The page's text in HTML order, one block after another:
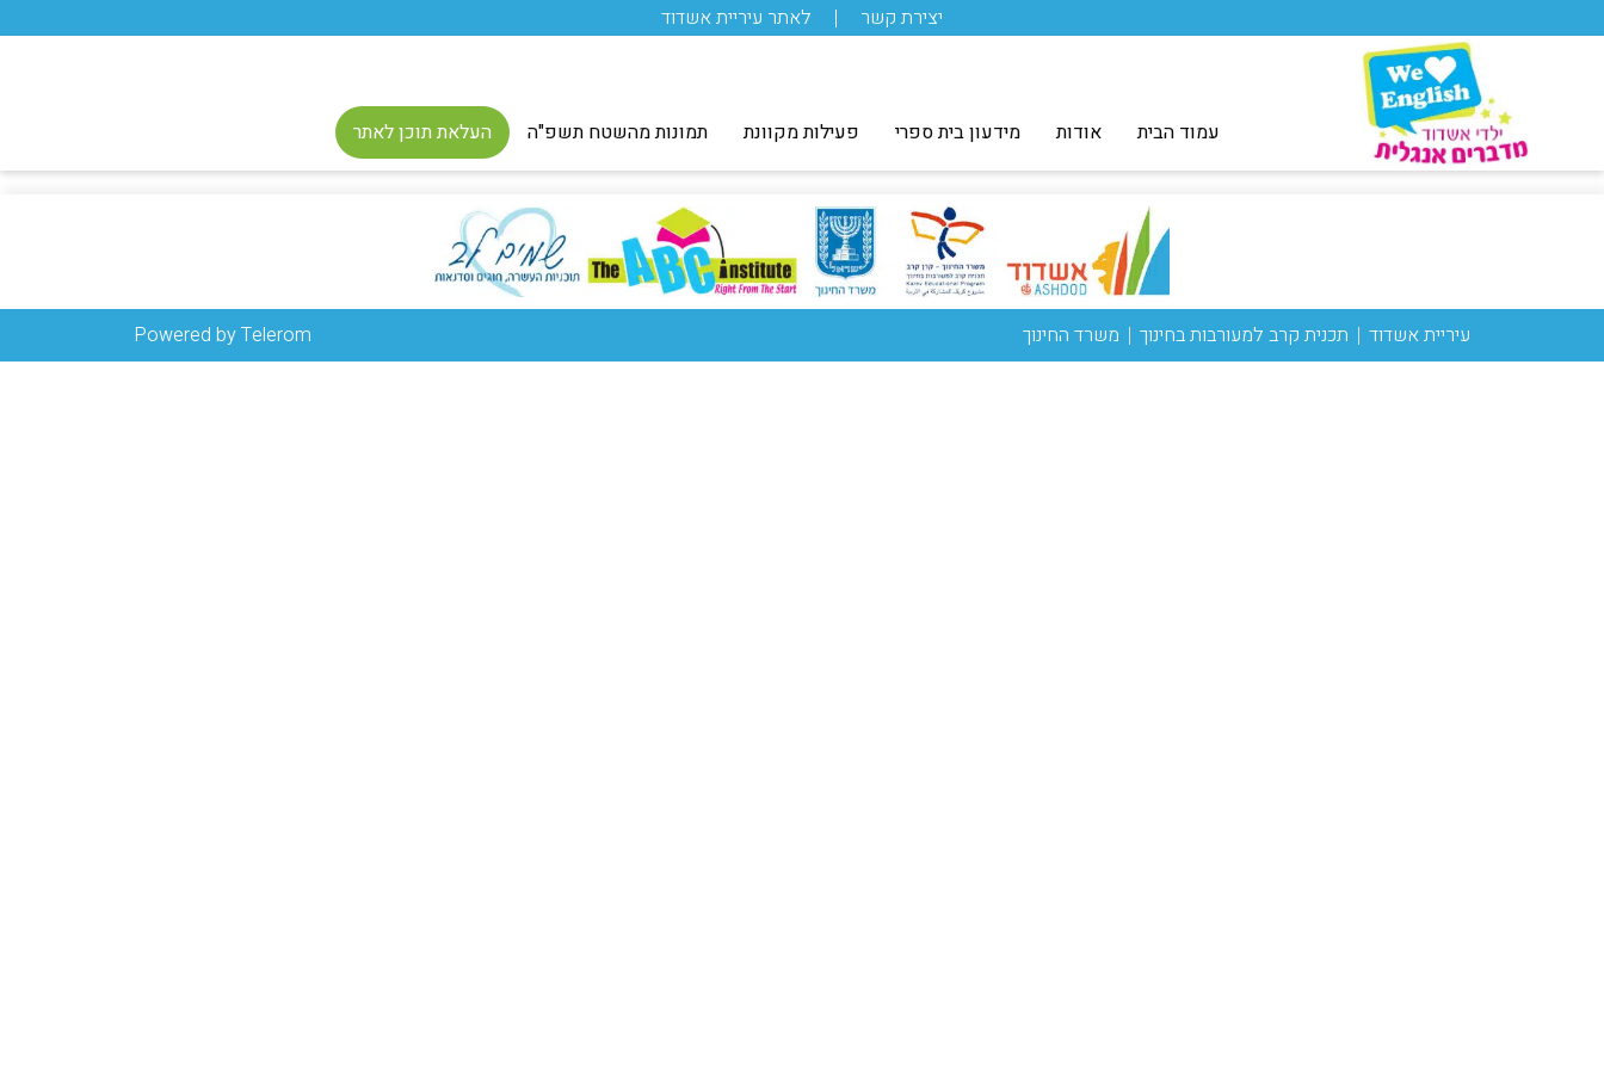
יצירת קשר לאתר עיריית אשדוד
עמוד הבית אודות מידעון בית ספרי פעילות מקוונת תמונות מהשטח תשפ"ה העלאת תוכן לאתר
עיריית אשדוד תכנית קרב למעורבות בחינוך משרד החינוך Powered by Telerom